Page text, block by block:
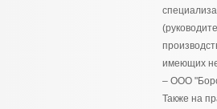
имеющих
– ООО
Также на